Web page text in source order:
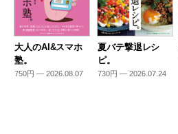
大人のAI&スマホ
塾。
750円 — 2026.08.07
夏バテ撃退レシ
ピ。
730円 — 2026.07.24